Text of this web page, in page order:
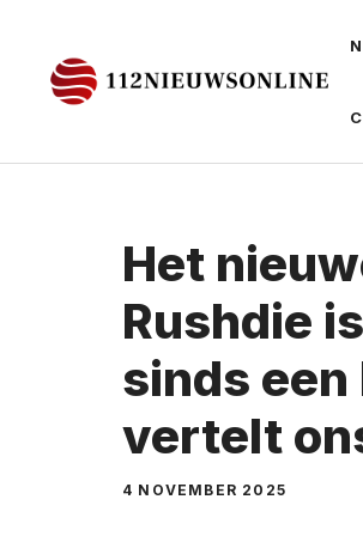
Het
Rushdie
sinds een
vertelt
4 NOVEMBER 2025